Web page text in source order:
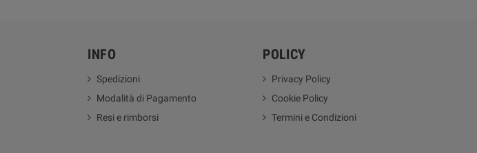
INFO
Spedizioni
Modalità di Pagamento
Resi e rimborsi
POLICY
Privacy Policy
Cookie Policy
Termini e Condizioni